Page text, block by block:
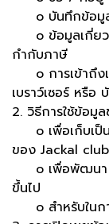
o บันทึกข้อมูล
o ข้อมูลเกี่ยวกั
กำกับภาษี
o การเข้าถึงเ
เบราว์เซอร์ หรื
2. วิธีการใช้ข้อมู
o เพื่อเก็บเป็น
ของ Jackal club
o เพื่อพัฒนา /
ขึ้นไป
o สำหรับในก